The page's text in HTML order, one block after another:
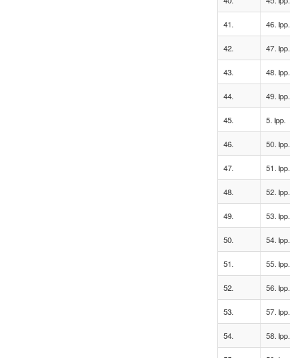
41. 46. lpp.
42. 47. lpp.
43. 48. lpp.
44. 49. lpp.
45. 5. lpp.
46. 50. lpp.
47. 51. lpp.
48. 52. lpp.
49. 53. lpp.
50. 54. lpp.
51. 55. lpp.
52. 56. lpp.
53. 57. lpp.
54. 58. lpp.